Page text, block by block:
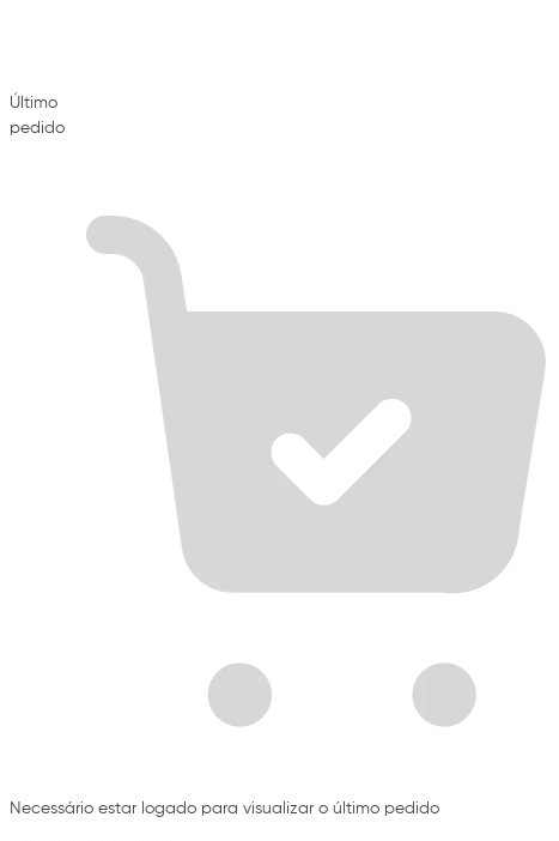
Último
pedido
Necessário estar logado para visualizar o último pedido